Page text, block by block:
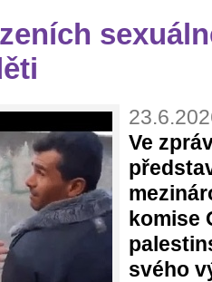
Ve
komise
svého